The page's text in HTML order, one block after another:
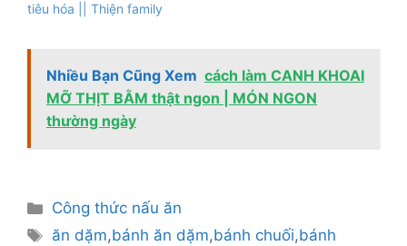
tiêu hóa || Thiện family
Nhiều Bạn Cũng Xem cách làm CANH KHOAI
MỠ THỊT BẰM thật ngon | MÓN NGON
thường ngày
Danh
mục
Công thức nấu ăn
Thẻ
ăn dặm,bánh ăn dặm,bánh chuối,bánh